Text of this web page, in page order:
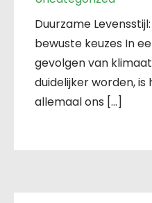
Duurzame
bewuste keuzes In
gevolgen van
duidelijker worden,
allemaal ons […]